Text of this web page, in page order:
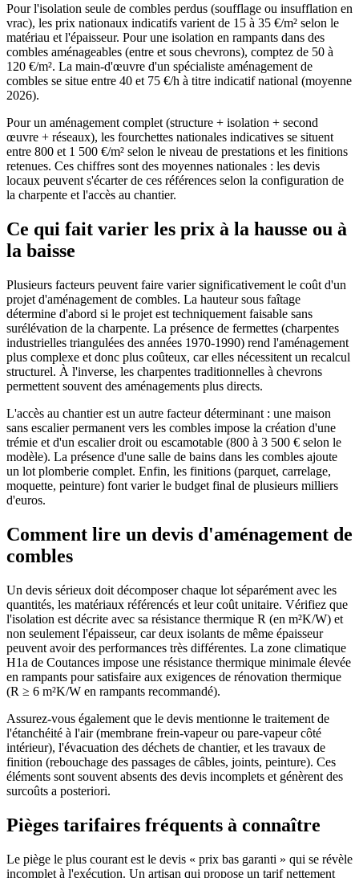
Pour l'isolation seule de combles perdus (soufflage ou insufflation en
vrac), les prix nationaux indicatifs varient de 15 à 35 €/m² selon le
matériau et l'épaisseur. Pour une isolation en rampants dans des
combles aménageables (entre et sous chevrons), comptez de 50 à
120 €/m². La main-d'œuvre d'un spécialiste aménagement de
combles se situe entre 40 et 75 €/h à titre indicatif national (moyenne
2026).
Pour un aménagement complet (structure + isolation + second
œuvre + réseaux), les fourchettes nationales indicatives se situent
entre 800 et 1 500 €/m² selon le niveau de prestations et les finitions
retenues. Ces chiffres sont des moyennes nationales : les devis
locaux peuvent s'écarter de ces références selon la configuration de
la charpente et l'accès au chantier.
Ce qui fait varier les prix à la hausse ou à
la baisse
Plusieurs facteurs peuvent faire varier significativement le coût d'un
projet d'aménagement de combles. La hauteur sous faîtage
détermine d'abord si le projet est techniquement faisable sans
surélévation de la charpente. La présence de fermettes (charpentes
industrielles triangulées des années 1970-1990) rend l'aménagement
plus complexe et donc plus coûteux, car elles nécessitent un recalcul
structurel. À l'inverse, les charpentes traditionnelles à chevrons
permettent souvent des aménagements plus directs.
L'accès au chantier est un autre facteur déterminant : une maison
sans escalier permanent vers les combles impose la création d'une
trémie et d'un escalier droit ou escamotable (800 à 3 500 € selon le
modèle). La présence d'une salle de bains dans les combles ajoute
un lot plomberie complet. Enfin, les finitions (parquet, carrelage,
moquette, peinture) font varier le budget final de plusieurs milliers
d'euros.
Comment lire un devis d'aménagement de
combles
Un devis sérieux doit décomposer chaque lot séparément avec les
quantités, les matériaux référencés et leur coût unitaire. Vérifiez que
l'isolation est décrite avec sa résistance thermique R (en m²K/W) et
non seulement l'épaisseur, car deux isolants de même épaisseur
peuvent avoir des performances très différentes. La zone climatique
H1a de Coutances impose une résistance thermique minimale élevée
en rampants pour satisfaire aux exigences de rénovation thermique
(R ≥ 6 m²K/W en rampants recommandé).
Assurez-vous également que le devis mentionne le traitement de
l'étanchéité à l'air (membrane frein-vapeur ou pare-vapeur côté
intérieur), l'évacuation des déchets de chantier, et les travaux de
finition (rebouchage des passages de câbles, joints, peinture). Ces
éléments sont souvent absents des devis incomplets et génèrent des
surcoûts a posteriori.
Pièges tarifaires fréquents à connaître
Le piège le plus courant est le devis « prix bas garanti » qui se révèle
incomplet à l'exécution. Un artisan qui propose un tarif nettement